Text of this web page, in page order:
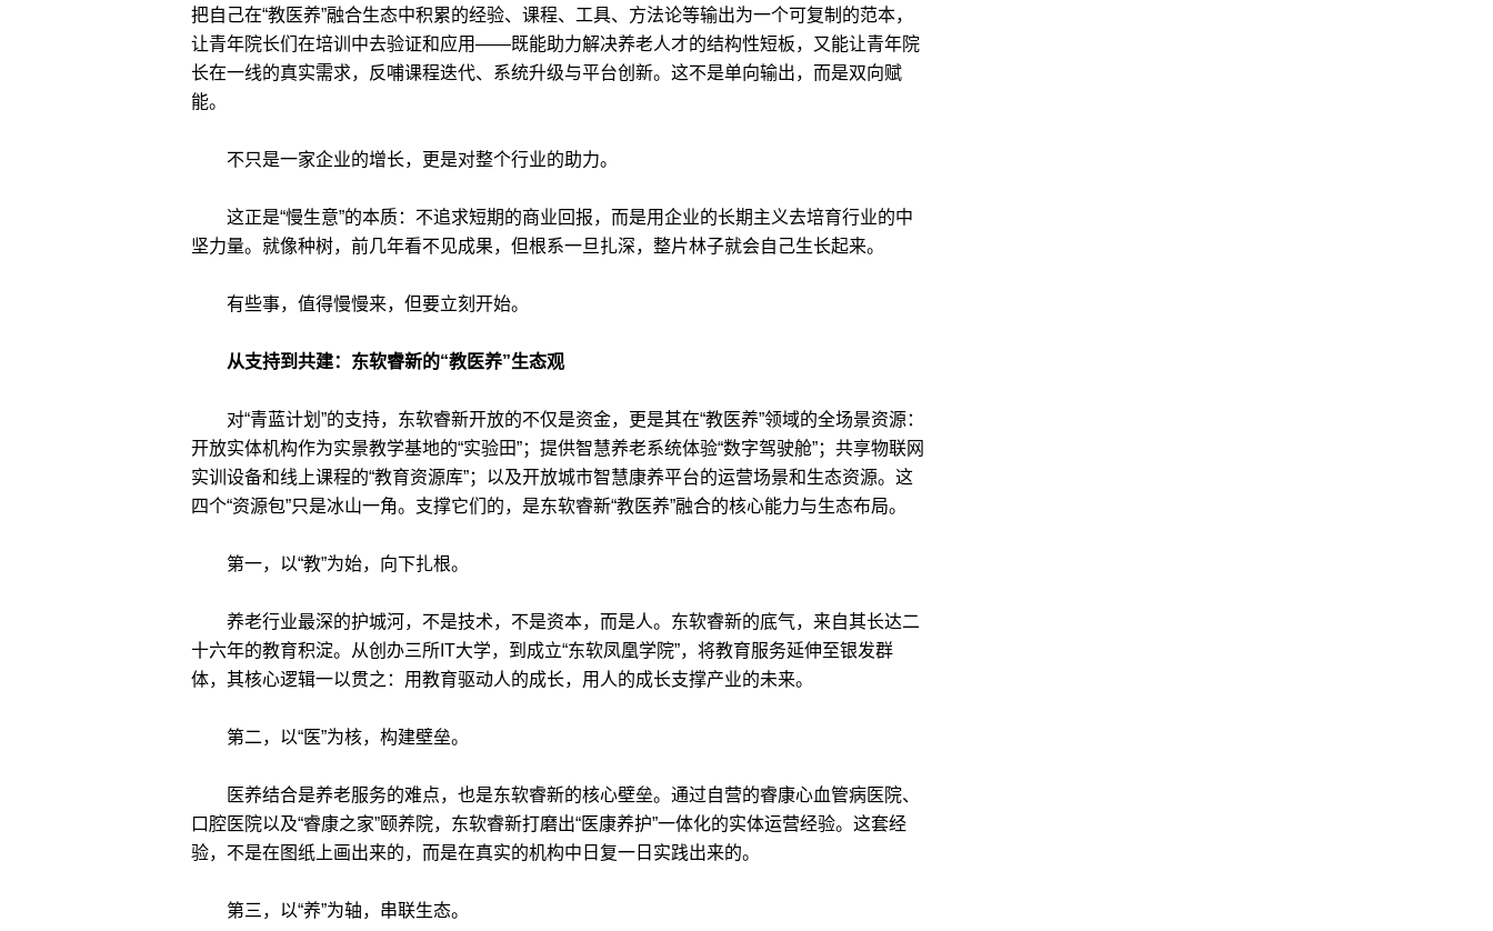
把自己在“教医养”融合生态中积累的经验、课程、工具、方法论等输出为一个可复制的范本，
让青年院长们在培训中去验证和应用——既能助力解决养老人才的结构性短板，又能让青年院
长在一线的真实需求，反哺课程迭代、系统升级与平台创新。这不是单向输出，而是双向赋
能。
不只是一家企业的增长，更是对整个行业的助力。
这正是“慢生意”的本质：不追求短期的商业回报，而是用企业的长期主义去培育行业的中
坚力量。就像种树，前几年看不见成果，但根系一旦扎深，整片林子就会自己生长起来。
有些事，值得慢慢来，但要立刻开始。
从支持到共建：东软睿新的“教医养”生态观
对“青蓝计划”的支持，东软睿新开放的不仅是资金，更是其在“教医养”领域的全场景资源：
开放实体机构作为实景教学基地的“实验田”；提供智慧养老系统体验“数字驾驶舱”；共享物联网
实训设备和线上课程的“教育资源库”；以及开放城市智慧康养平台的运营场景和生态资源。这
四个“资源包”只是冰山一角。支撑它们的，是东软睿新“教医养”融合的核心能力与生态布局。
第一，以“教”为始，向下扎根。
养老行业最深的护城河，不是技术，不是资本，而是人。东软睿新的底气，来自其长达二
十六年的教育积淀。从创办三所IT大学，到成立“东软凤凰学院”，将教育服务延伸至银发群
体，其核心逻辑一以贯之：用教育驱动人的成长，用人的成长支撑产业的未来。
第二，以“医”为核，构建壁垒。
医养结合是养老服务的难点，也是东软睿新的核心壁垒。通过自营的睿康心血管病医院、
口腔医院以及“睿康之家”颐养院，东软睿新打磨出“医康养护”一体化的实体运营经验。这套经
验，不是在图纸上画出来的，而是在真实的机构中日复一日实践出来的。
第三，以“养”为轴，串联生态。